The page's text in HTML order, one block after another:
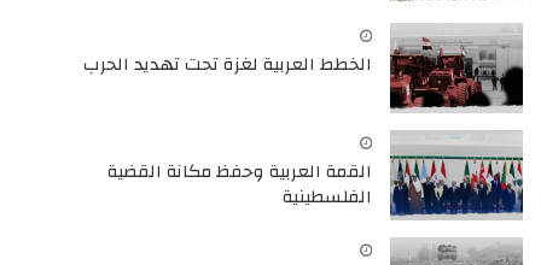
الخطط العربية لغزة تحت تهديد الحرب
القمة العربية وحفظ مكانة القضية
الفلسطينية